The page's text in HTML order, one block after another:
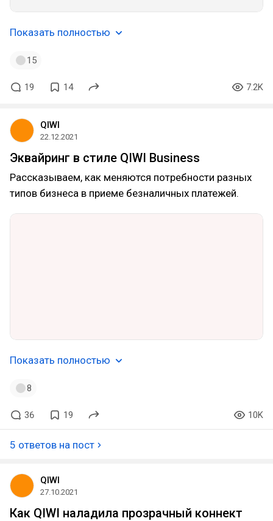
Показать полностью
15
19 14 7.2K
QIWI
22.12.2021
Эквайринг в стиле QIWI Business
Рассказываем, как меняются потребности разных
типов бизнеса в приеме безналичных платежей.
Показать полностью
8
36 19 10K
5 ответов на пост
QIWI
27.10.2021
Как QIWI наладила прозрачный коннект